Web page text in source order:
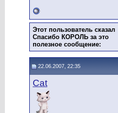
Этот пользователь сказал
Спасибо КОРОЛЬ за это
полезное сообщение:
22.06.2007, 22:35
Cat